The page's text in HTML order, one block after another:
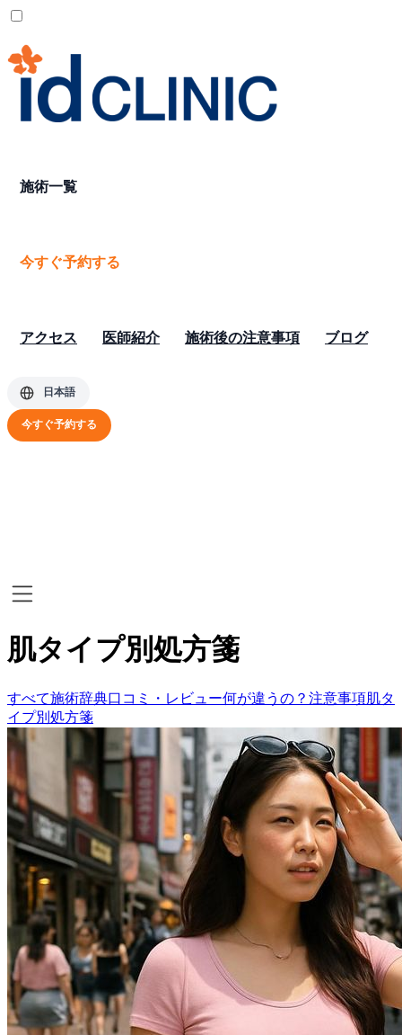
施術一覧
今すぐ予約する
アクセス 医師紹介 施術後の注意事項 ブログ
日本語
今すぐ予約する
肌タイプ別処方箋
すべて施術辞典口コミ・レビュー何が違うの？ 注意事項肌タ
イプ別処方箋